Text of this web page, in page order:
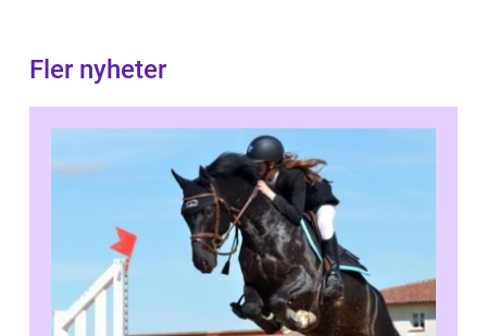
Fler nyheter